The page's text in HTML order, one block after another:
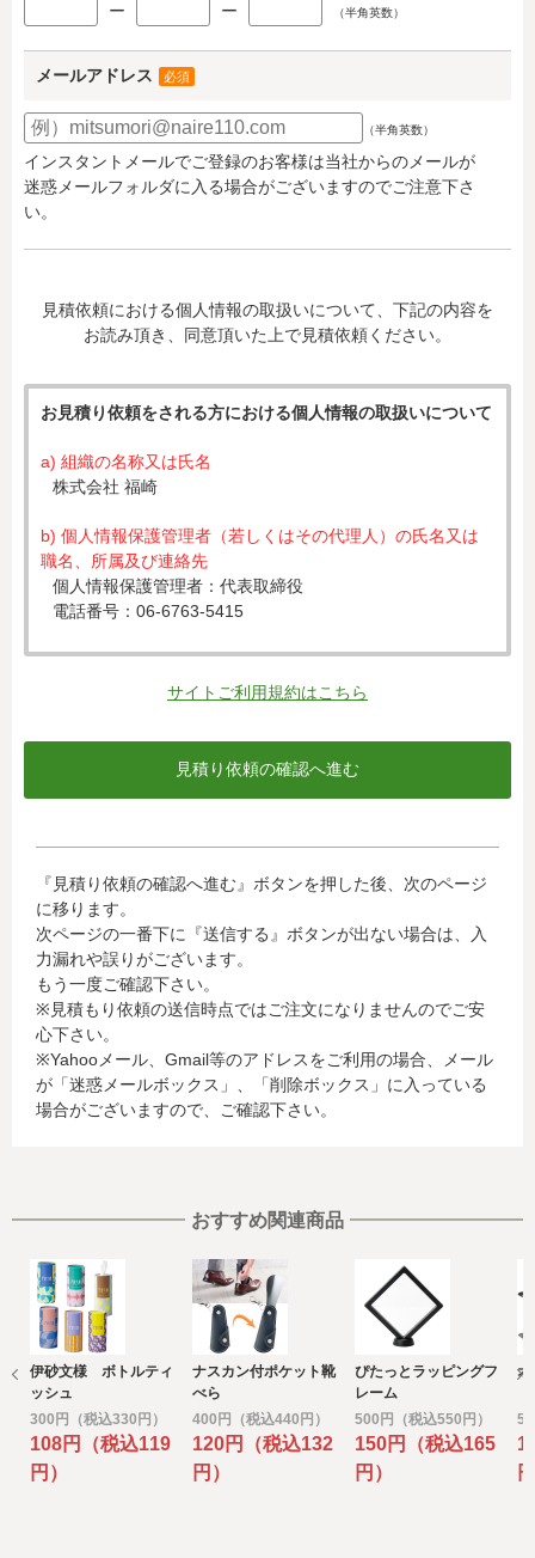
ー ー （半角英数）
メールアドレス 必須
（半角英数）
インスタントメールでご登録のお客様は当社からのメールが
迷惑メールフォルダに入る場合がございますのでご注意下さ
い。
見積依頼における個人情報の取扱いについて、下記の内容を
お読み頂き、同意頂いた上で見積依頼ください。
お見積り依頼をされる方における個人情報の取扱いについて
a) 組織の名称又は氏名
株式会社 福崎
b) 個人情報保護管理者（若しくはその代理人）の氏名又は
職名、所属及び連絡先
個人情報保護管理者：代表取締役
電話番号：06-6763-5415
c) 個人情報の利用目的
入力された個人情報は、お見積り依頼への対応のために利
d) 個人情報の第三者提供について
当社がお客様から収集した以下の個人情報等は、カード発
行会社が行う不正利用検知・防止のために、お客様が利用
されているカード発行会社へ提供させていただきます。(氏
名、電話番号、email アドレス、インターネット利用環境
に関する情報等)
お客様が利用されているカード発行会社が外国にある場
合、これらの情報は当該発行会社が所属する国に移転され
る場合があります。当社では、お客様から収集した情報か
らは、ご利用のカード発行会社及び当該会社が所在する国
を特定することができないため、以下の個人情報保護措置
・発行会社の個人情報保護の措置
なお、個人情報保護委員会のホームページ
(https://www.ppc.go.jp/)では、各国における個人情報保護
制度に関する情報について掲載されています。
お客様が未成年の場合、親権者または後見人の承諾を得た
上で、本サービスを利用するものとします。
e) 個人情報の取扱いの委託について
取得した個人情報の取扱いの全部又は、一部を委託するこ
とがあります。
その場合には、当社において最善の考慮を行います。
サイトご利用規約はこちら
『見積り依頼の確認へ進む』ボタンを押した後、次のページ
に移ります。
次ページの一番下に『送信する』ボタンが出ない場合は、入
力漏れや誤りがございます。
もう一度ご確認下さい。
※見積もり依頼の送信時点ではご注文になりませんのでご安
心下さい。
※Yahooメール、Gmail等のアドレスをご利用の場合、メール
が「迷惑メールボックス」、「削除ボックス」に入っている
場合がございますので、ご確認下さい。
おすすめ関連商品
伊砂文様 ボトルティ
ッシュ
300円（税込330円）
108円（税込119
円）
ナスカン付ポケット靴
べら
400円（税込440円）
120円（税込132
円）
ぴたっとラッピングフ
レーム
500円（税込550円）
150円（税込165
円）
オ